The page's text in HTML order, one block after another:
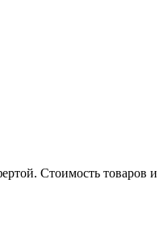
Стоимость товаров